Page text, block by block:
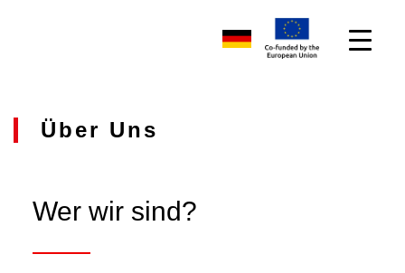
Über Uns
Wer wir sind?